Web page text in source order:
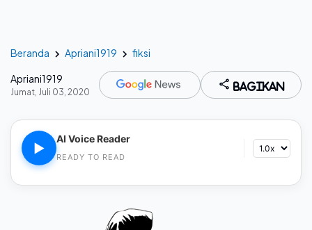
Beranda Apriani1919 fiksi
Apriani1919
Jumat, Juli 03, 2020 Bagikan
▶
AI Voice Reader
READY TO READ